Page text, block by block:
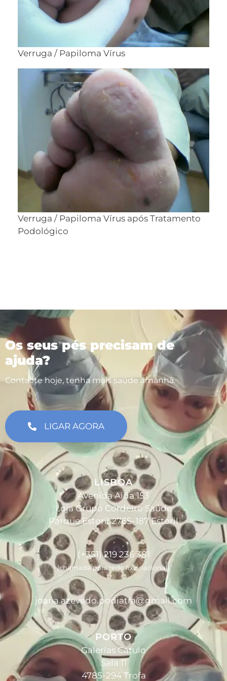
Verruga / Papiloma Vírus
Verruga / Papiloma Vírus após Tratamento
Podológico
Os seus pés precisam de
ajuda?
Contacte hoje, tenha mais saúde amanhã.
LIGAR AGORA
LISBOA
Avenida Aida 153
Loja Grupo Cordeiro Saúde
Parque Estoril 2765-187 Estoril
(+351) 219 236 381
(chamada para rede fixa nacional)
joana.azevedo.podiatra@gmail.com
PORTO
Galerias Catulo
Sala 11
4785-294 Trofa